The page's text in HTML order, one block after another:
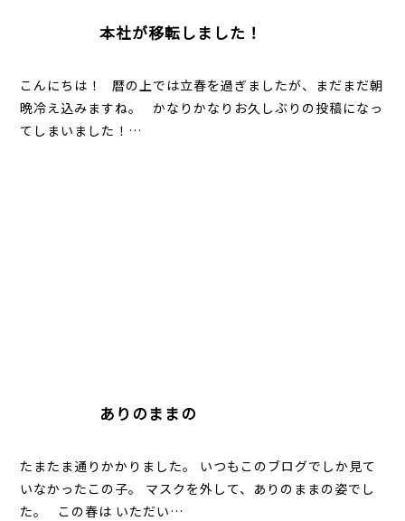
本社が移転しました！
こんにちは！ 暦の上では立春を過ぎましたが、まだまだ朝
晩冷え込みますね。 かなりかなりお久しぶりの投稿になっ
てしまいました！…
ありのままの
たまたま通りかかりました。 いつもこのブログでしか見て
いなかったこの子。 マスクを外して、ありのままの姿でし
た。 この春は いただい…